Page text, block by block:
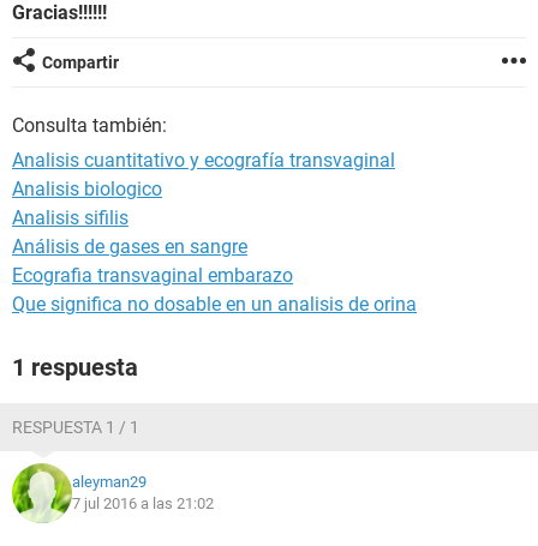
GLOSARIO
Gracias!!!!!!
Compartir
Consulta también:
Analisis cuantitativo y ecografía transvaginal
Analisis biologico
Analisis sifilis
Análisis de gases en sangre
Ecografia transvaginal embarazo
Que significa no dosable en un analisis de orina
1 respuesta
RESPUESTA 1 / 1
aleyman29
7 jul 2016 a las 21:02